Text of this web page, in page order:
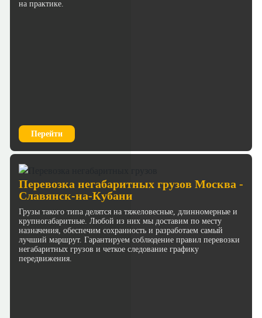
на практике.
Перейти
Перевозка негабаритных грузов Москва -
Славянск-на-Кубани
Грузы такого типа делятся на тяжеловесные, длинномерные и
крупногабаритные. Любой из них мы доставим по месту
назначения, обеспечим сохранность и разработаем самый
лучший маршрут. Гарантируем соблюдение правил перевозки
негабаритных грузов и четкое следование графику
передвижения.